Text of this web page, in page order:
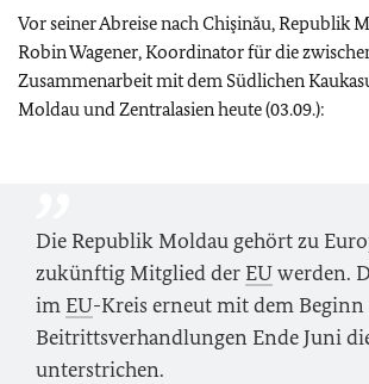
Vor seiner Abreise nach Chişinău, Republik
Robin Wagener, Koordinator für die
Zusammenarbeit mit dem Südlichen
Moldau und Zentralasien heute (03.09.):
Die Republik Moldau gehört zu
zukünftig Mitglied der EUwerden.
im EU-Kreis erneut mit dem Beginn
Beitrittsverhandlungen Ende Juni
unterstrichen.